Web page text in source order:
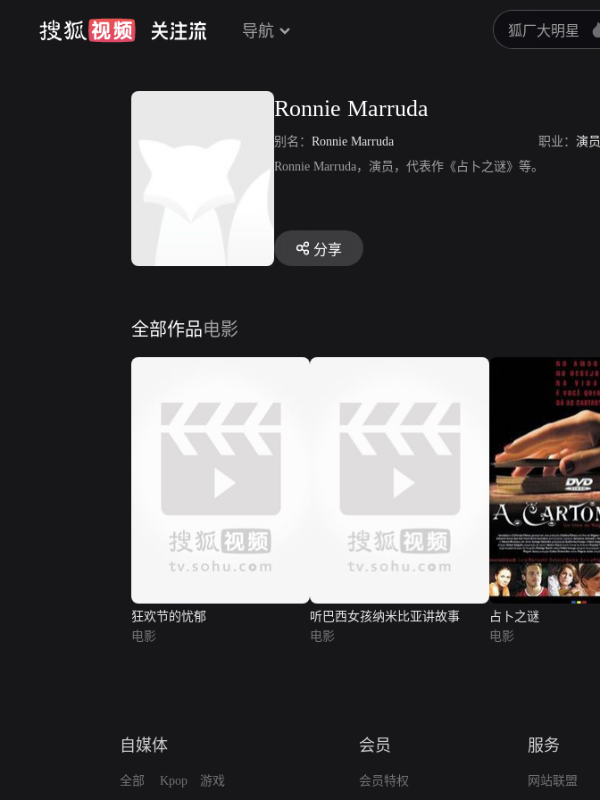
导航
Ronnie Marruda
别名： Ronnie Marruda 职业： 演员
Ronnie Marruda，演员，代表作《占卜之谜》等。
分享
全部作品电影
狂欢节的忧郁
电影
听巴西女孩纳米比亚讲故事
电影
占卜之谜
电影
自媒体
全部 Kpop 游戏
会员
会员特权
服务
网站联盟